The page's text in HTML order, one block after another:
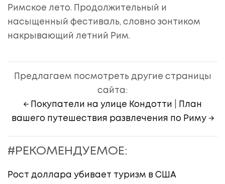
Римское лето. Продолжительный и
насыщенный фестиваль, словно зонтиком
накрывающий летний Рим.
Предлагаем посмотреть другие страницы
сайта:
← Покупатели на улице Кондотти
План
вашего путешествия развлечения по Риму →
#РЕКОМЕНДУЕМОЕ:
Рост доллара убивает туризм в США